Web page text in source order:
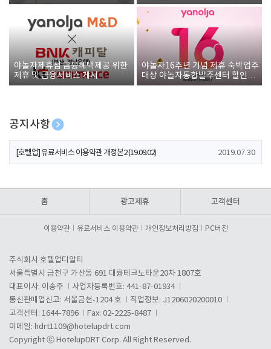
야놀자제휴점 금융혜택제공 위한
제휴 및 금융서비스 게시
야놀자16주년 기념 제휴 숙박업주
대상 야놀자통합발주센터 할인쿠
폰 증정
공지사항
[호텔업] 개인정보 처리방침 개정본1 (19.09.02)
[호텔업] 유료서비스 이용약관 개정본2 (19.09.02) 2019.07.30
홈 광고제휴 고객센터
이용약관 유료서비스 이용약관 개인정보처리방침 PC버전
주식회사 호텔업디알티
서울특별시 금천구 가산동 691 대륭테크노타운20차 1807호
대표이사: 이송주
사업자등록번호: 441-87-01934
통신판매업신고: 서울금천-1204 호
직업정보: J1206020200010
고객센터: 1644-7896
Fax: 02-2225-8487
이메일: hdrt1109@hotelupdrt.com
Copyright ⓒ HotelupDRT Corp. All Right Reserved.